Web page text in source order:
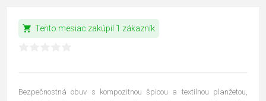
shopping_cart Tento mesiac zakúpil 1 zákazník
Bezpečnostná obuv s kompozitnou špicou a textilnou planžetou,